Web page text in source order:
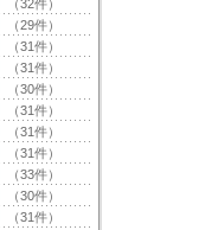
（32件）
（29件）
（31件）
（31件）
（30件）
（31件）
（31件）
（31件）
（33件）
（30件）
（31件）